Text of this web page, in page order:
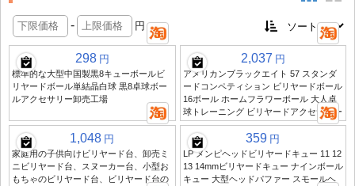
- 円
298 円
標準的な大型中国製黒8キューボールビ
リヤードボール単結晶白球 黒8卓球ボー
ルアクセサリー卸売工場
2,037 円
アメリカンブラックエイト 57 スタンダ
ードコンペティション ビリヤードボール
16ボール ホームフラワーボール 大人卓
球トレーニング ビリヤードアクセサリー
1,048 円
家庭用の子供向けビリヤード台、卸売ミ
ニビリヤード台、スヌーカー台、小型お
もちゃのビリヤード台、ビリヤード台の
359 円
LP メンピヘッドビリヤードキュー 11 12
13 14mmビリヤードキュー ナインボール
キュー 大型ヘッドパファー スモールヘ